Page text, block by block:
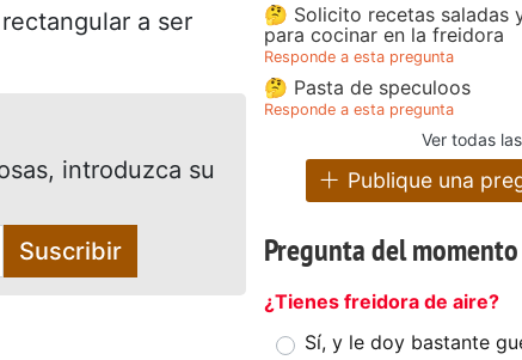
a ser
introduzca su
Suscribir
🤔 Solicito recetas saladas
para cocinar en la freidora
Responde a esta pregunta
🤔 Pasta de speculoos
Responde a esta pregunta
Ver todas
Publique una
Pregunta del momento
¿Tienes freidora de aire?
Sí, y le doy bastante